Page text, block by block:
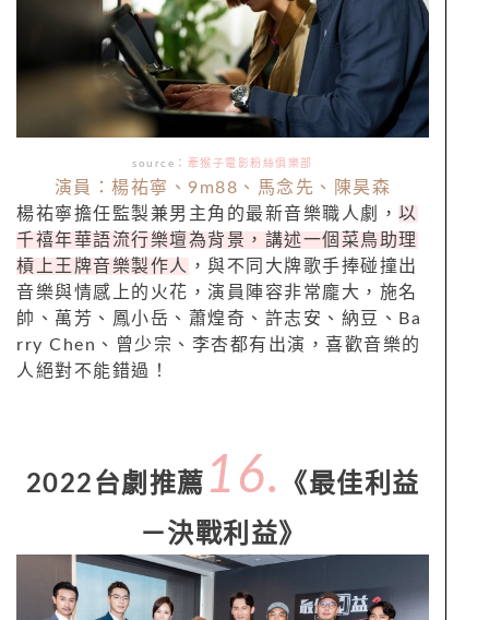
source： 牽猴子電影粉絲俱樂部
演員：楊祐寧、9m88、馬念先、陳昊森
楊祐寧擔任監製兼男主角的最新音樂職人劇， 以
千禧年華語流行樂壇為背景，講述一個菜鳥助理
槓上王牌音樂製作人 ，與不同大牌歌手捧碰撞出
音樂與情感上的火花，演員陣容非常龐大，施名
帥、萬芳、鳳小岳、蕭煌奇、許志安、納豆、Ba
rry Chen、曾少宗、李杏都有出演，喜歡音樂的
人絕對不能錯過！
2022台劇推薦 16.
《最佳利益
－決戰利益》